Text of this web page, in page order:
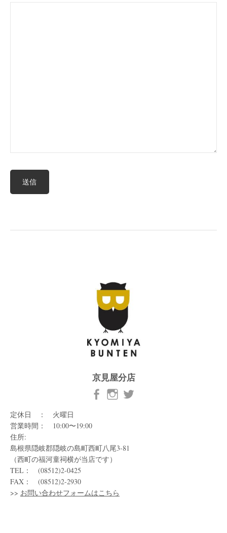
京見屋分店
定休日 ： 火曜日
営業時間： 10:00〜19:00
住所:
島根県隠岐郡隠岐の島町西町八尾3-81
（西町の福河童祠横が当店です）
TEL： (08512)2-0425
FAX： (08512)2-2930
>> お問い合わせフォームはこちら